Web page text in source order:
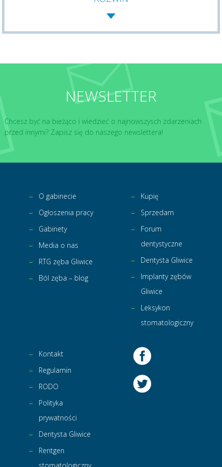
NEWSLETTER
Chcesz być na bieżąco i wiedzieć o najnowszysch zdarzeniach
przed innymi? Zapisz się do naszego newslettera!
O gabinecie
Ogłoszenia pracy
Gabinety
Media o nas
RTG zęba Gliwice
Ból zęba – blog
Kupię
Sprzedam
Forum
dentystyczne
Dentysta Gliwice
Implanty zębów
Gliwice
Leksykon
stomatologiczny
Kontakt
Regulamin
RODO
Polityka
prywatności
Dentysta Gliwice
Rentgen